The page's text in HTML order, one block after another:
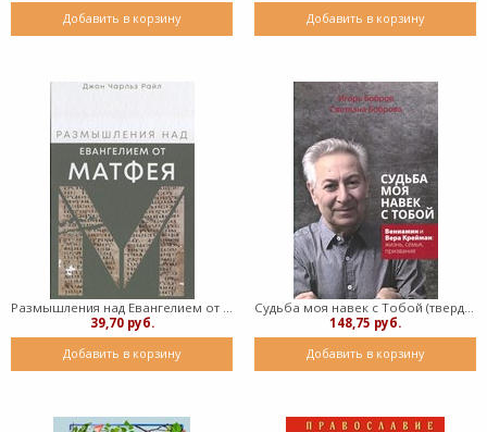
Добавить в корзину
Добавить в корзину
Размышления над Eвангелием от Матфея (Твердый )
39,70 руб.
Добавить в корзину
Судьба моя навек с Тобой (твердый)
148,75 руб.
Добавить в корзину